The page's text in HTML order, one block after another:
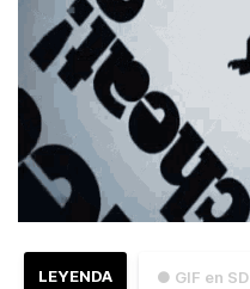
● GIF en SD
LEYENDA